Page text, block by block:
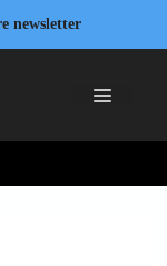
newsletter
Menu